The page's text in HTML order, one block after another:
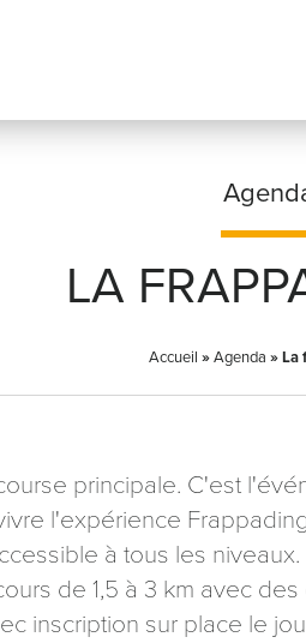
LA
Accueil »Agenda »La
principale. C'est
l'expérience
à tous les niveaux.
de 1,5 à 3 km avec
inscription sur place le